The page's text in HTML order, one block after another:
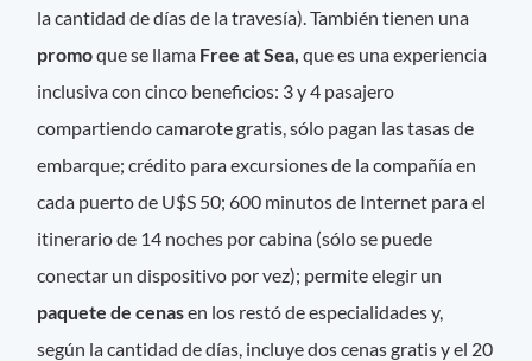
la cantidad de días de la travesía). También tienen una
promoque se llama Free at Sea, que es una experiencia
inclusiva con cinco beneficios: 3 y 4 pasajero
compartiendo camarote gratis, sólo pagan las tasas de
embarque; crédito para excursiones de la compañía en
cada puerto de U$S 50; 600 minutos de Internet para el
itinerario de 14 noches por cabina (sólo se puede
conectar un dispositivo por vez); permite elegir un
paquete de cenasen los restó de especialidades y,
según la cantidad de días, incluye dos cenas gratis y el 20